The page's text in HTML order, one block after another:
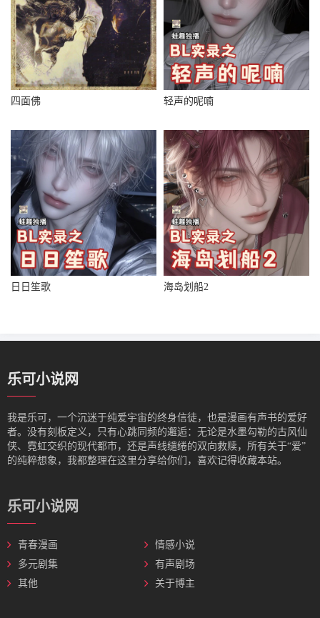
四面佛 轻声的呢喃
日日笙歌 海岛划船2
乐可小说网
我是‌乐可，一个沉迷于纯爱宇宙的终身信徒，也是漫画有声书的爱好
者。没有刻板定义，只有心跳同频的邂逅：无论是水墨勾勒的古风仙
侠、霓虹交织的现代都市，还是声线缱绻的双向救赎，所有关于“爱”
的纯粹想象，我都整理在这里分享给你们，喜欢记得收藏本站。
乐可小说网
青春漫画
情感小说
多元剧集
有声剧场
其他
关于博主